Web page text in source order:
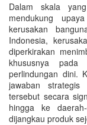
Dalam skala
mendukung
kerusakan
Indonesia,
diperkirakan
khususnya
perlindungan dini.
jawaban
tersebut secara
hingga ke
dijangkau produk